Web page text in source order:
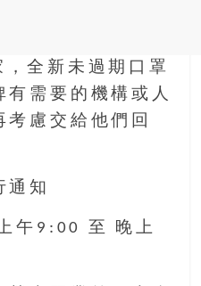
全新未過期口罩
有需要的機構或人
慮交給他們回
通知
午9:00 至 晚上